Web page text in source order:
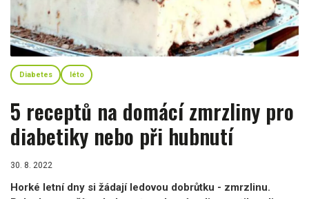
Diabetes léto
5 receptů na domácí zmrzliny pro
diabetiky nebo při hubnutí
30. 8. 2022
Horké letní dny si žádají ledovou dobrůtku - zmrzlinu.